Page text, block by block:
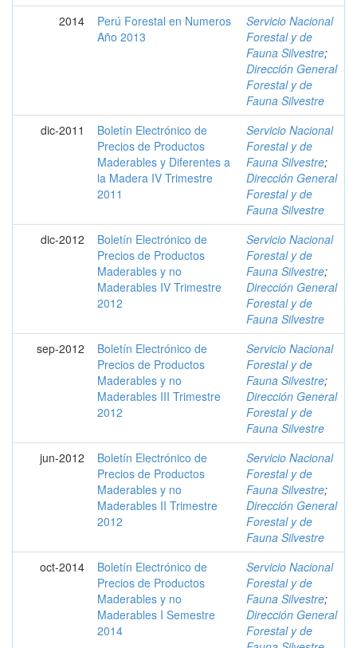
2014
Perú Forestal en Numeros
Año 2013
Servicio Nacional
Forestal y de
Fauna Silvestre;
Dirección General
Forestal y de
Fauna Silvestre
dic-2011
Boletín Electrónico de
Precios de Productos
Maderables y Diferentes a
la Madera IV Trimestre
2011
Servicio Nacional
Forestal y de
Fauna Silvestre;
Dirección General
Forestal y de
Fauna Silvestre
dic-2012
Boletín Electrónico de
Precios de Productos
Maderables y no
Maderables IV Trimestre
2012
Servicio Nacional
Forestal y de
Fauna Silvestre;
Dirección General
Forestal y de
Fauna Silvestre
sep-2012
Boletín Electrónico de
Precios de Productos
Maderables y no
Maderables III Trimestre
2012
Servicio Nacional
Forestal y de
Fauna Silvestre;
Dirección General
Forestal y de
Fauna Silvestre
jun-2012
Boletín Electrónico de
Precios de Productos
Maderables y no
Maderables II Trimestre
2012
Servicio Nacional
Forestal y de
Fauna Silvestre;
Dirección General
Forestal y de
Fauna Silvestre
oct-2014
Boletín Electrónico de
Precios de Productos
Maderables y no
Maderables I Semestre
2014
Servicio Nacional
Forestal y de
Fauna Silvestre;
Dirección General
Forestal y de